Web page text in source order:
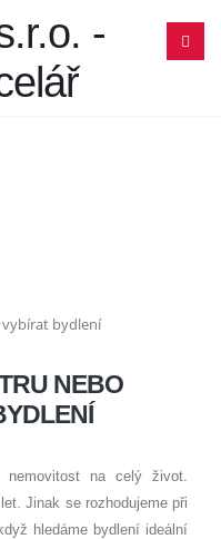
NEBO
nemovitost na celý život.
Jinak se rozhodujeme při
hledáme bydlení ideální